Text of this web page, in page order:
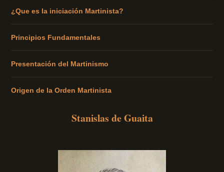
¿Que es la iniciación Martinista?
Principios Fundamentales
Presentación del Martinismo
Origen de la Orden Martinista
Stanislas de Guaita